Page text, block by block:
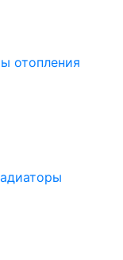
отопления